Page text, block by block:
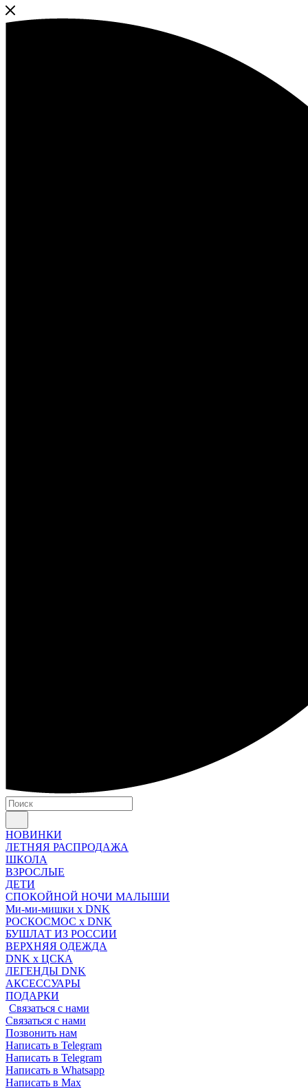
НОВИНКИ
ЛЕТНЯЯ РАСПРОДАЖА
ШКОЛА
ВЗРОСЛЫЕ
ДЕТИ
СПОКОЙНОЙ НОЧИ МАЛЫШИ
Ми-ми-мишки x DNK
РОСКОСМОС x DNK
БУШЛАТ ИЗ РОССИИ
ВЕРХНЯЯ ОДЕЖДА
DNK x ЦСКА
ЛЕГЕНДЫ DNK
АКСЕССУАРЫ
ПОДАРКИ
Связаться с нами
Связаться с нами
Позвонить нам
Написать в Telegram
Написать в Telegram
Написать в Whatsapp
Написать в Max